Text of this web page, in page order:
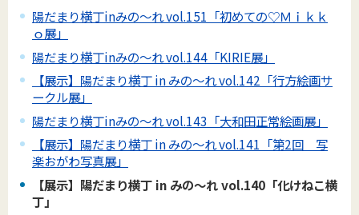
陽だまり横丁inみの～れ vol.151「初めての♡Ｍｉｋｋ
ｏ展」
陽だまり横丁inみの～れ vol.144「KIRIE展」
【展示】陽だまり横丁 in みの～れ vol.142「行方絵画サ
ークル展」
陽だまり横丁inみの～れ vol.143「大和田正常絵画展」
【展示】陽だまり横丁 in みの～れ vol.141「第2回 写
楽おがわ写真展」
【展示】陽だまり横丁 in みの～れ vol.140「化けねこ横
丁」